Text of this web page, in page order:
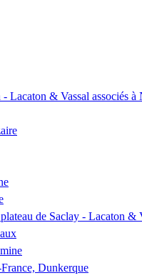
Lacaton & Vassal associés
de Saclay - Lacaton &
Dunkerque